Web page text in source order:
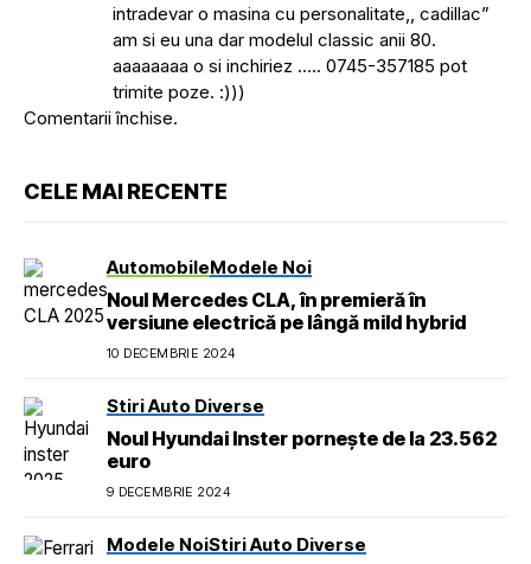
intradevar o masina cu personalitate,, cadillac”
am si eu una dar modelul classic anii 80.
aaaaaaaa o si inchiriez ….. 0745-357185 pot
trimite poze. :)))
Comentarii închise.
CELE MAI RECENTE
AutomobileModele Noi
Noul Mercedes CLA, în premieră în
versiune electrică pe lângă mild hybrid
10 DECEMBRIE 2024
Stiri Auto Diverse
Noul Hyundai Inster pornește de la 23.562
euro
9 DECEMBRIE 2024
Modele NoiStiri Auto Diverse